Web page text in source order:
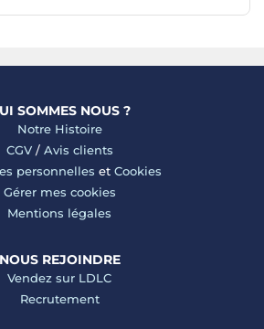
SOMMES NOUS ?
Notre Histoire
CGV/ Avis clients
personnelles et Cookies
Gérer mes cookies
Mentions légales
NOUS REJOINDRE
Vendez sur LDLC
Recrutement